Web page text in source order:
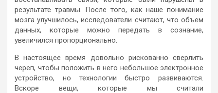
результате травмы. После того, как наше понимание
мозга улучшилось, исследователи считают, что объем
данных, которые можно передать в сознание,
увеличился пропорционально.
В настоящее время довольно рискованно сверлить
череп, чтобы положить в него небольшое электронное
устройство, но технологии быстро развиваются.
Вскоре вещи, которые мы считали